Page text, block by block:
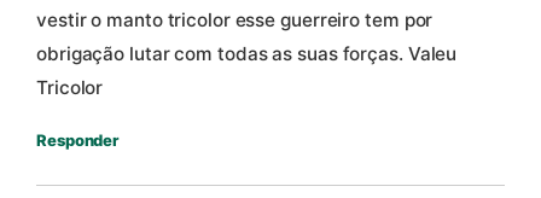
vestir o manto tricolor esse guerreiro tem por
obrigação lutar com todas as suas forças. Valeu
Tricolor
Responder